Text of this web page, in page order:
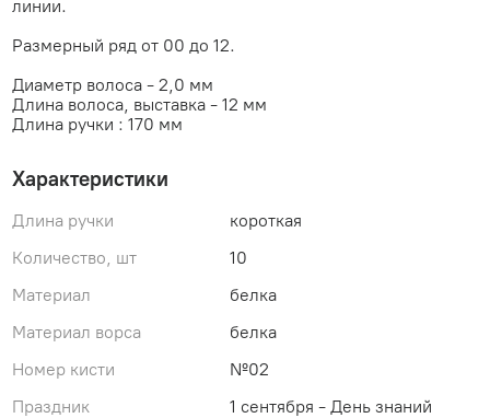
линии.
Размерный ряд от 00 до 12.
Диаметр волоса - 2,0 мм
Длина волоса, выставка - 12 мм
Длина ручки : 170 мм
Характеристики
Длина ручки
короткая
Количество, шт
10
Материал
белка
Материал ворса
белка
Номер кисти
№02
Праздник
1 сентября - День знаний